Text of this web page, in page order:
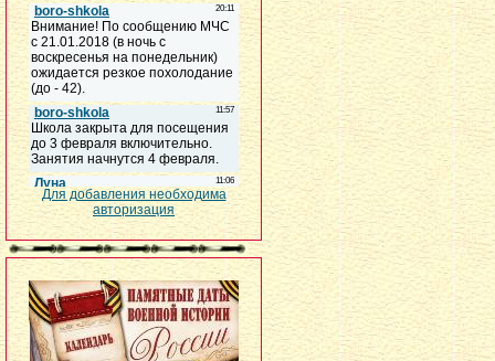
Для добавления необходима
авторизация